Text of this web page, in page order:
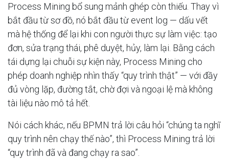
Process Mining bổ sung mảnh ghép còn thiếu. Thay vì
bắt đầu từ sơ đồ, nó bắt đầu từ event log — dấu vết
mà hệ thống để lại khi con người thực sự làm việc: tạo
đơn, sửa trạng thái, phê duyệt, hủy, làm lại. Bằng cách
tái dựng lại chuỗi sự kiện này, Process Mining cho
phép doanh nghiệp nhìn thấy “quy trình thật” — với đầy
đủ vòng lặp, đường tắt, chờ đợi và ngoại lệ mà không
tài liệu nào mô tả hết.
Nói cách khác, nếu BPMN trả lời câu hỏi “chúng ta nghĩ
quy trình nên chạy thế nào”, thì Process Mining trả lời
“quy trình đã và đang chạy ra sao”.